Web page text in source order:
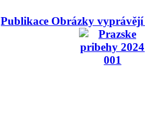
Publikace Obrázky